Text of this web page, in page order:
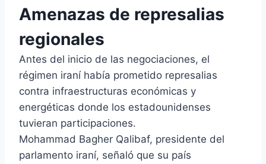
Amenazas de represalias
regionales
Antes del inicio de las negociaciones, el
régimen iraní había prometido represalias
contra infraestructuras económicas y
energéticas donde los estadounidenses
tuvieran participaciones.
Mohammad Bagher Qalibaf, presidente del
parlamento iraní, señaló que su país